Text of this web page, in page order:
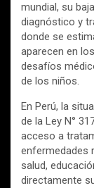
mundial, su
diagnóstico y
donde se
aparecen en
desafíos
de los niños.
En Perú, la
de la Ley N°
acceso a
enfermedades
salud,
directamente